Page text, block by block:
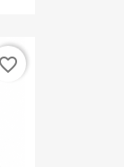
favorite_border